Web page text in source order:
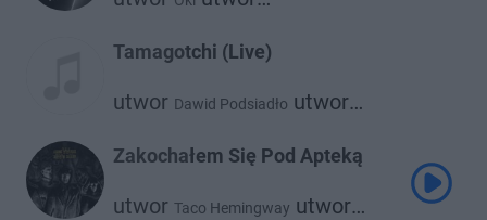
Tamagotchi (Live)
utwor Dawid Podsiadło utwor
Zakochałem Się Pod Apteką
utwor Taco Hemingway utwor